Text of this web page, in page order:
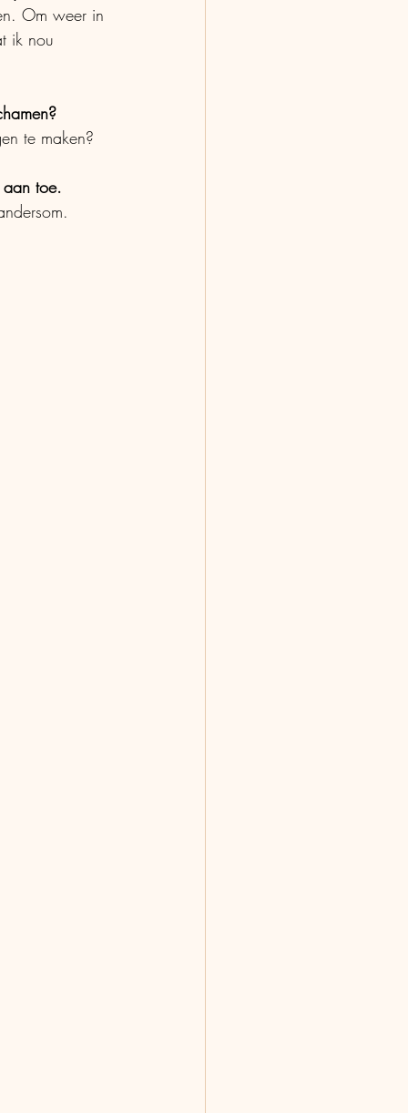
Om weer in
ik nou
te maken?
toe.